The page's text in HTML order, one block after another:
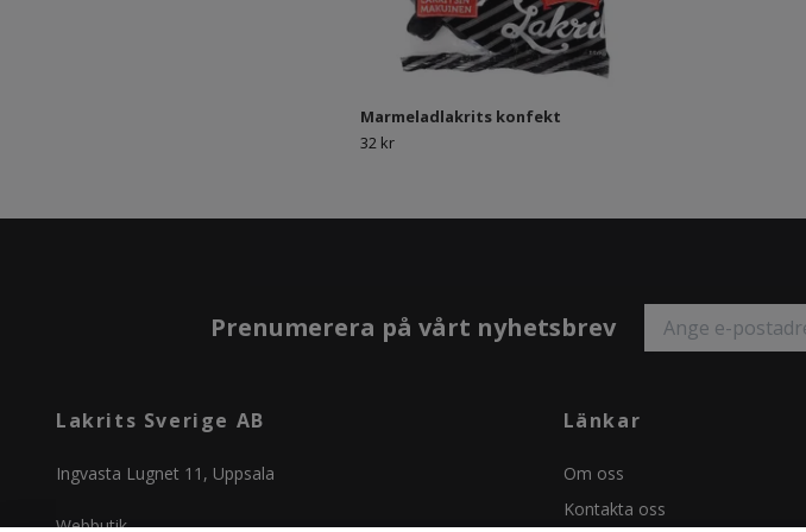
Marmeladlakrits konfekt
32 kr
Prenumerera på vårt nyhetsbrev
Lakrits Sverige AB
Ingvasta Lugnet 11, Uppsala
Webbutik
Länkar
Om oss
Kontakta oss